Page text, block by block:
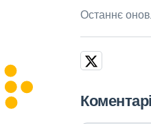
Останнє
Коментарі